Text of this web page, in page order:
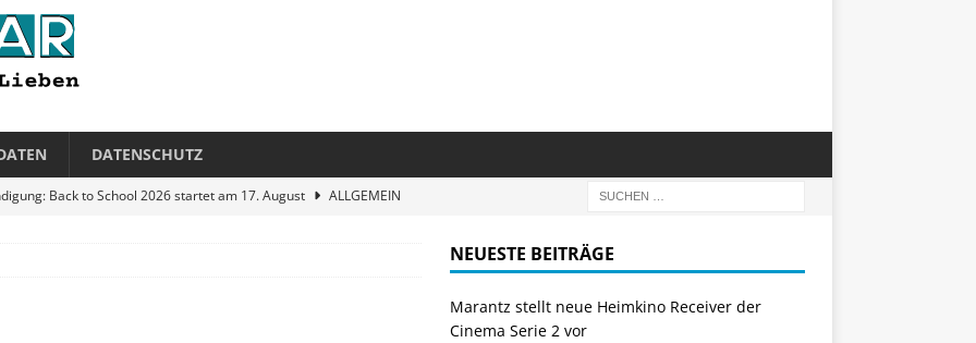
DATENSCHUTZ
Back to School 2026 startet am 17. August
ALLGEMEIN
NEUESTE BEITRÄGE
Marantz stellt neue Heimkino Receiver der
Cinema Serie 2 vor